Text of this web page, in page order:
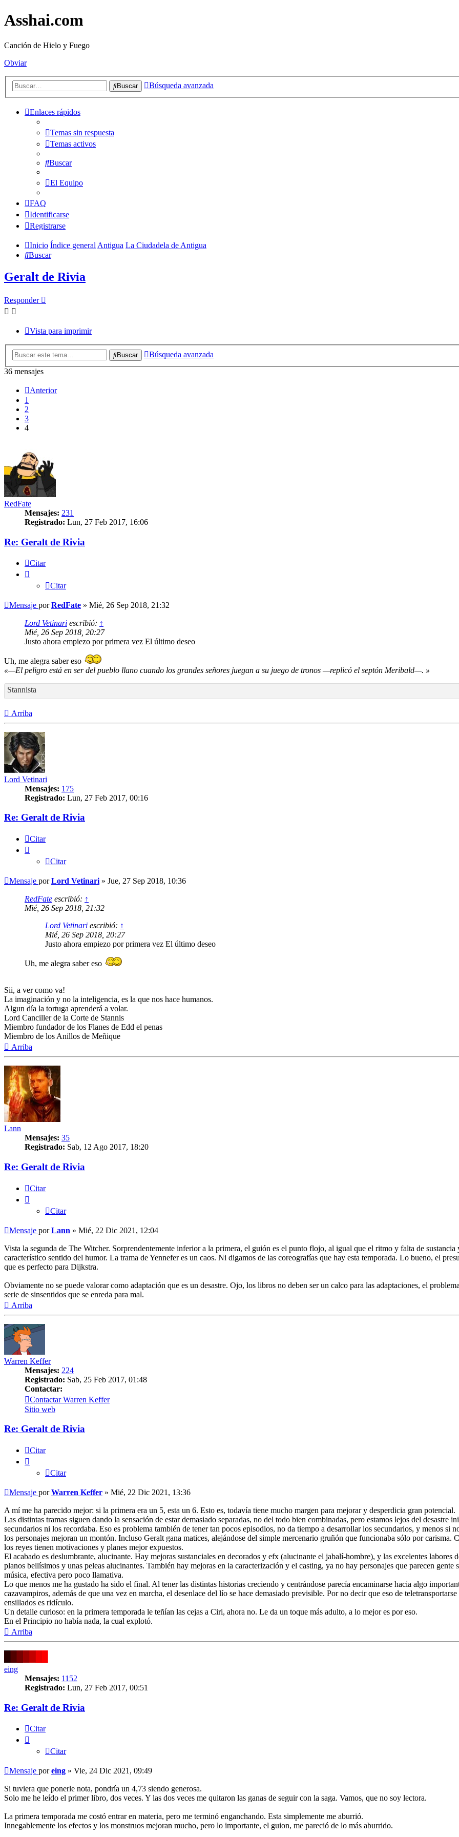
Asshai.com
Canción de Hielo y Fuego
Obviar
Buscar Búsqueda avanzada
Enlaces rápidos
Temas sin respuesta
Temas activos
Buscar
El Equipo
FAQ
Identificarse
Registrarse
Inicio Índice generalAntigua La Ciudadela de Antigua
Buscar
Geralt de Rivia
Responder
Vista para imprimir
Buscar
Búsqueda avanzada
36 mensajes
Anterior
1
2
3
4
RedFate
Mensajes: 231
Registrado: Lun, 27 Feb 2017, 16:06
Re: Geralt de Rivia
Citar
Citar
Mensaje porRedFate » Mié, 26 Sep 2018, 21:32
Lord Vetinari escribió: ↑
Mié, 26 Sep 2018, 20:27
Justo ahora empiezo por primera vez El último deseo
Uh, me alegra saber eso
«—El peligro está en ser del pueblo llano cuando los grandes señores juegan a su juego de tronos —replicó el septón Meribald—. »
Stannista
Arriba
Lord Vetinari
Mensajes: 175
Registrado: Lun, 27 Feb 2017, 00:16
Re: Geralt de Rivia
Citar
Citar
Mensaje porLord Vetinari » Jue, 27 Sep 2018, 10:36
RedFate escribió: ↑
Mié, 26 Sep 2018, 21:32
Lord Vetinari escribió: ↑
Mié, 26 Sep 2018, 20:27
Justo ahora empiezo por primera vez El último deseo
Uh, me alegra saber eso
Sii, a ver como va!
La imaginación y no la inteligencia, es la que nos hace humanos.
Algun día la tortuga aprenderá a volar.
Lord Canciller de la Corte de Stannis
Miembro fundador de los Flanes de Edd el penas
Miembro de los Anillos de Meñique
Arriba
Lann
Mensajes: 35
Registrado: Sab, 12 Ago 2017, 18:20
Re: Geralt de Rivia
Citar
Citar
Mensaje porLann » Mié, 22 Dic 2021, 12:04
Vista la segunda de The Witcher. Sorprendentemente inferior a la primera, el guión es el punto flojo, al igual que el ritmo y falta de
característico sentido del humor. La trama de Yennefer es un caos. Ni digamos de las coreografías que hay esta temporada. Lo bueno, el
que es perfecto para Dijkstra.
Obviamente no se puede valorar como adaptación que es un desastre. Ojo, los libros no deben ser un calco para las adaptaciones, el
serie de sinsentidos que se enreda para mal.
Arriba
Warren Keffer
Mensajes: 224
Registrado: Sab, 25 Feb 2017, 01:48
Contactar:
Contactar Warren Keffer
Sitio web
Re: Geralt de Rivia
Citar
Citar
Mensaje porWarren Keffer » Mié, 22 Dic 2021, 13:36
A mí me ha parecido mejor: si la primera era un 5, esta un 6. Esto es, todavía tiene mucho margen para mejorar y desperdicia gran potencial.
Las distintas tramas siguen dando la sensación de estar demasiado separadas, no del todo bien combinadas, pero estamos lejos del
secundarios ni los recordaba. Eso es problema también de tener tan pocos episodios, no da tiempo a desarrollar los secundarios, y menos si
los personajes mejoran un montón. Incluso Geralt gana matices, alejándose del simple mercenario gruñón que funcionaba sólo por
los reyes tienen motivaciones y planes mejor expuestos.
El acabado es deslumbrante, alucinante. Hay mejoras sustanciales en decorados y efx (alucinante el jabalí-hombre), y las excelentes
planos bellísimos y unas peleas alucinantes. También hay mejoras en la caracterización y el casting, ya no hay personajes que parecen
música, efectiva pero poco llamativa.
Lo que menos me ha gustado ha sido el final. Al tener las distintas historias creciendo y centrándose parecía encaminarse hacia algo
cazavampiros, además de que una vez en marcha, el desenlace del lío se hace demasiado previsible. Por no decir que eso de
ensillados es ridículo.
Un detalle curioso: en la primera temporada le teñían las cejas a Ciri, ahora no. Le da un toque más adulto, a lo mejor es por eso.
En el Principio no había nada, la cual explotó.
Arriba
eing
Mensajes: 1152
Registrado: Lun, 27 Feb 2017, 00:51
Re: Geralt de Rivia
Citar
Citar
Mensaje poreing » Vie, 24 Dic 2021, 09:49
Si tuviera que ponerle nota, pondría un 4,73 siendo generosa.
Solo me he leído el primer libro, dos veces. Y las dos veces me quitaron las ganas de seguir con la saga. Vamos, que no soy lectora.
La primera temporada me costó entrar en materia, pero me terminó enganchando. Esta simplemente me aburrió.
Innegablemente los efectos y los monstruos mejoran mucho, pero lo importante, el guion, me pareció de lo más aburrido.